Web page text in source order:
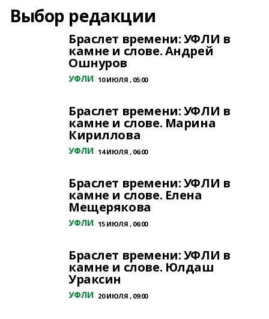
Выбор редакции
Браслет времени: УФЛИ в
камне и слове. Андрей
Ошнуров
УФЛИ 10 ИЮЛЯ , 05:00
Браслет времени: УФЛИ в
камне и слове. Марина
Кириллова
УФЛИ 14 ИЮЛЯ , 06:00
Браслет времени: УФЛИ в
камне и слове. Елена
Мещерякова
УФЛИ 15 ИЮЛЯ , 06:00
Браслет времени: УФЛИ в
камне и слове. Юлдаш
Ураксин
УФЛИ 20 ИЮЛЯ , 09:00